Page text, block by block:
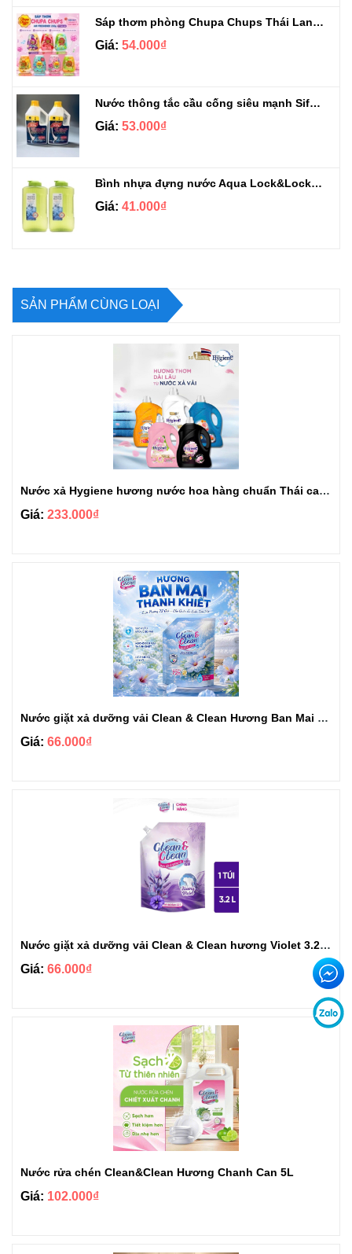
Sáp thơm phòng Chupa Chups Thái Lan 230g
Giá: 54.000₫
Nước thông tắc cầu cống siêu mạnh Sifa 1.4kg
Giá: 53.000₫
Bình nhựa đựng nước Aqua Lock&Lock 2.1L
Giá: 41.000₫
SẢN PHẨM CÙNG LOẠI
Nước xả Hygiene hương nước hoa hàng chuẩn Thái can 3L3
Giá: 233.000₫
Nước giặt xả dưỡng vải Clean & Clean Hương Ban Mai 3.2kg
Giá: 66.000₫
Nước giặt xả dưỡng vải Clean & Clean hương Violet 3.2kg
Giá: 66.000₫
Nước rửa chén Clean&Clean Hương Chanh Can 5L
Giá: 102.000₫